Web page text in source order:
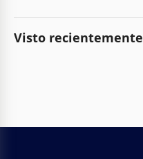
Visto recientemente